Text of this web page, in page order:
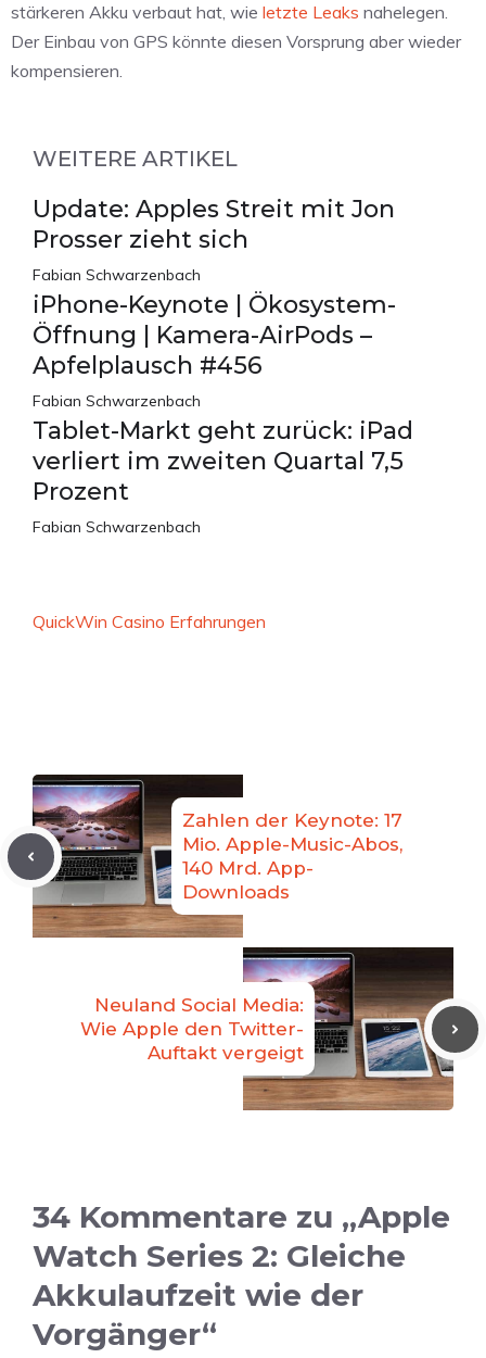
stärkeren Akku verbaut hat, wie letzte Leaks nahelegen.
Der Einbau von GPS könnte diesen Vorsprung aber wieder
kompensieren.
WEITERE ARTIKEL
Update: Apples Streit mit Jon
Prosser zieht sich
Fabian Schwarzenbach
iPhone-Keynote | Ökosystem-
Öffnung | Kamera-AirPods –
Apfelplausch #456
Fabian Schwarzenbach
Tablet-Markt geht zurück: iPad
verliert im zweiten Quartal 7,5
Prozent
Fabian Schwarzenbach
QuickWin Casino Erfahrungen
Zahlen der Keynote: 17
Mio. Apple-Music-Abos,
140 Mrd. App-
Downloads
Neuland Social Media:
Wie Apple den Twitter-
Auftakt vergeigt
34 Kommentare zu „Apple
Watch Series 2: Gleiche
Akkulaufzeit wie der
Vorgänger“